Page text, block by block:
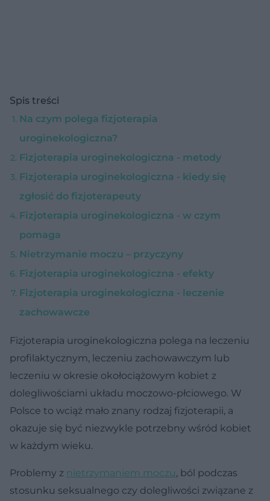
Spis treści
Na czym polega fizjoterapia
uroginekologiczna?
Fizjoterapia uroginekologiczna - metody
Fizjoterapia uroginekologiczna - kiedy się
zgłosić do fizjoterapeuty
Fizjoterapia uroginekologiczna - w czym
pomaga
Nietrzymanie moczu – przyczyny
Fizjoterapia uroginekologiczna - efekty
Fizjoterapia uroginekologiczna - leczenie
zachowawcze
Fizjoterapia uroginekologiczna polega na leczeniu
profilaktycznym, leczeniu zachowawczym lub
leczeniu w okresie okołociążowym kobiet z
dolegliwościami układu moczowo-płciowego. W
Polsce to wciąż mało znany rodzaj fizjoterapii, a
okazuje się być niezwykle potrzebny wśród kobiet
w każdym wieku.
Problemy z nietrzymaniem moczu, ból podczas
stosunku seksualnego czy dolegliwości związane z